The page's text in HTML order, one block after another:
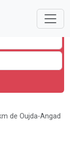
de Oujda-Angad